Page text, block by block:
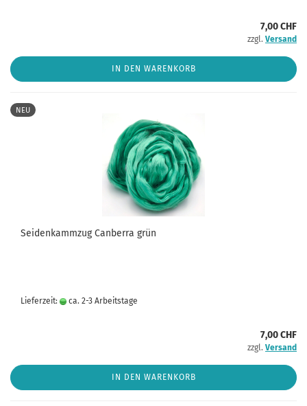
7,00 CHF
zzgl. Versand
IN DEN WARENKORB
NEU
Seidenkammzug Canberra grün
Lieferzeit: ca. 2-3 Arbeitstage
7,00 CHF
zzgl. Versand
IN DEN WARENKORB